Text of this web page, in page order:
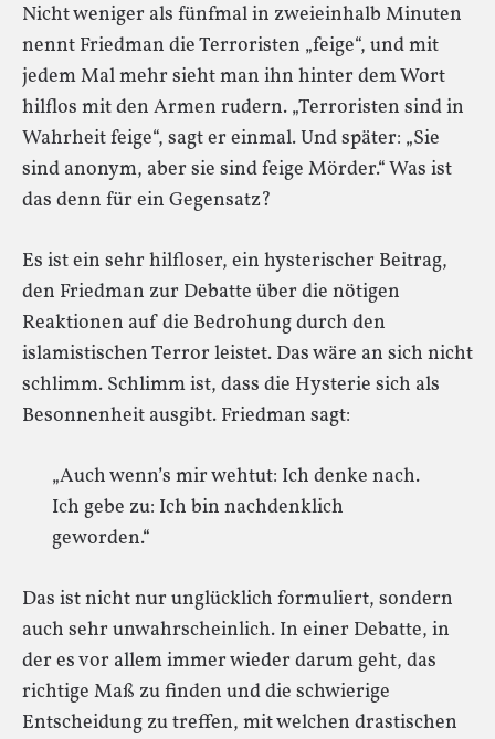
Nicht weniger als fünfmal in zweieinhalb Minuten
nennt Friedman die Terroristen „feige“, und mit
jedem Mal mehr sieht man ihn hinter dem Wort
hilflos mit den Armen rudern. „Terroristen sind in
Wahrheit feige“, sagt er einmal. Und später: „Sie
sind anonym, aber sie sind feige Mörder.“ Was ist
das denn für ein Gegensatz?
Es ist ein sehr hilfloser, ein hysterischer Beitrag,
den Friedman zur Debatte über die nötigen
Reaktionen auf die Bedrohung durch den
islamistischen Terror leistet. Das wäre an sich nicht
schlimm. Schlimm ist, dass die Hysterie sich als
Besonnenheit ausgibt. Friedman sagt:
„Auch wenn’s mir wehtut: Ich denke nach.
Ich gebe zu: Ich bin nachdenklich
geworden.“
Das ist nicht nur unglücklich formuliert, sondern
auch sehr unwahrscheinlich. In einer Debatte, in
der es vor allem immer wieder darum geht, das
richtige Maß zu finden und die schwierige
Entscheidung zu treffen, mit welchen drastischen